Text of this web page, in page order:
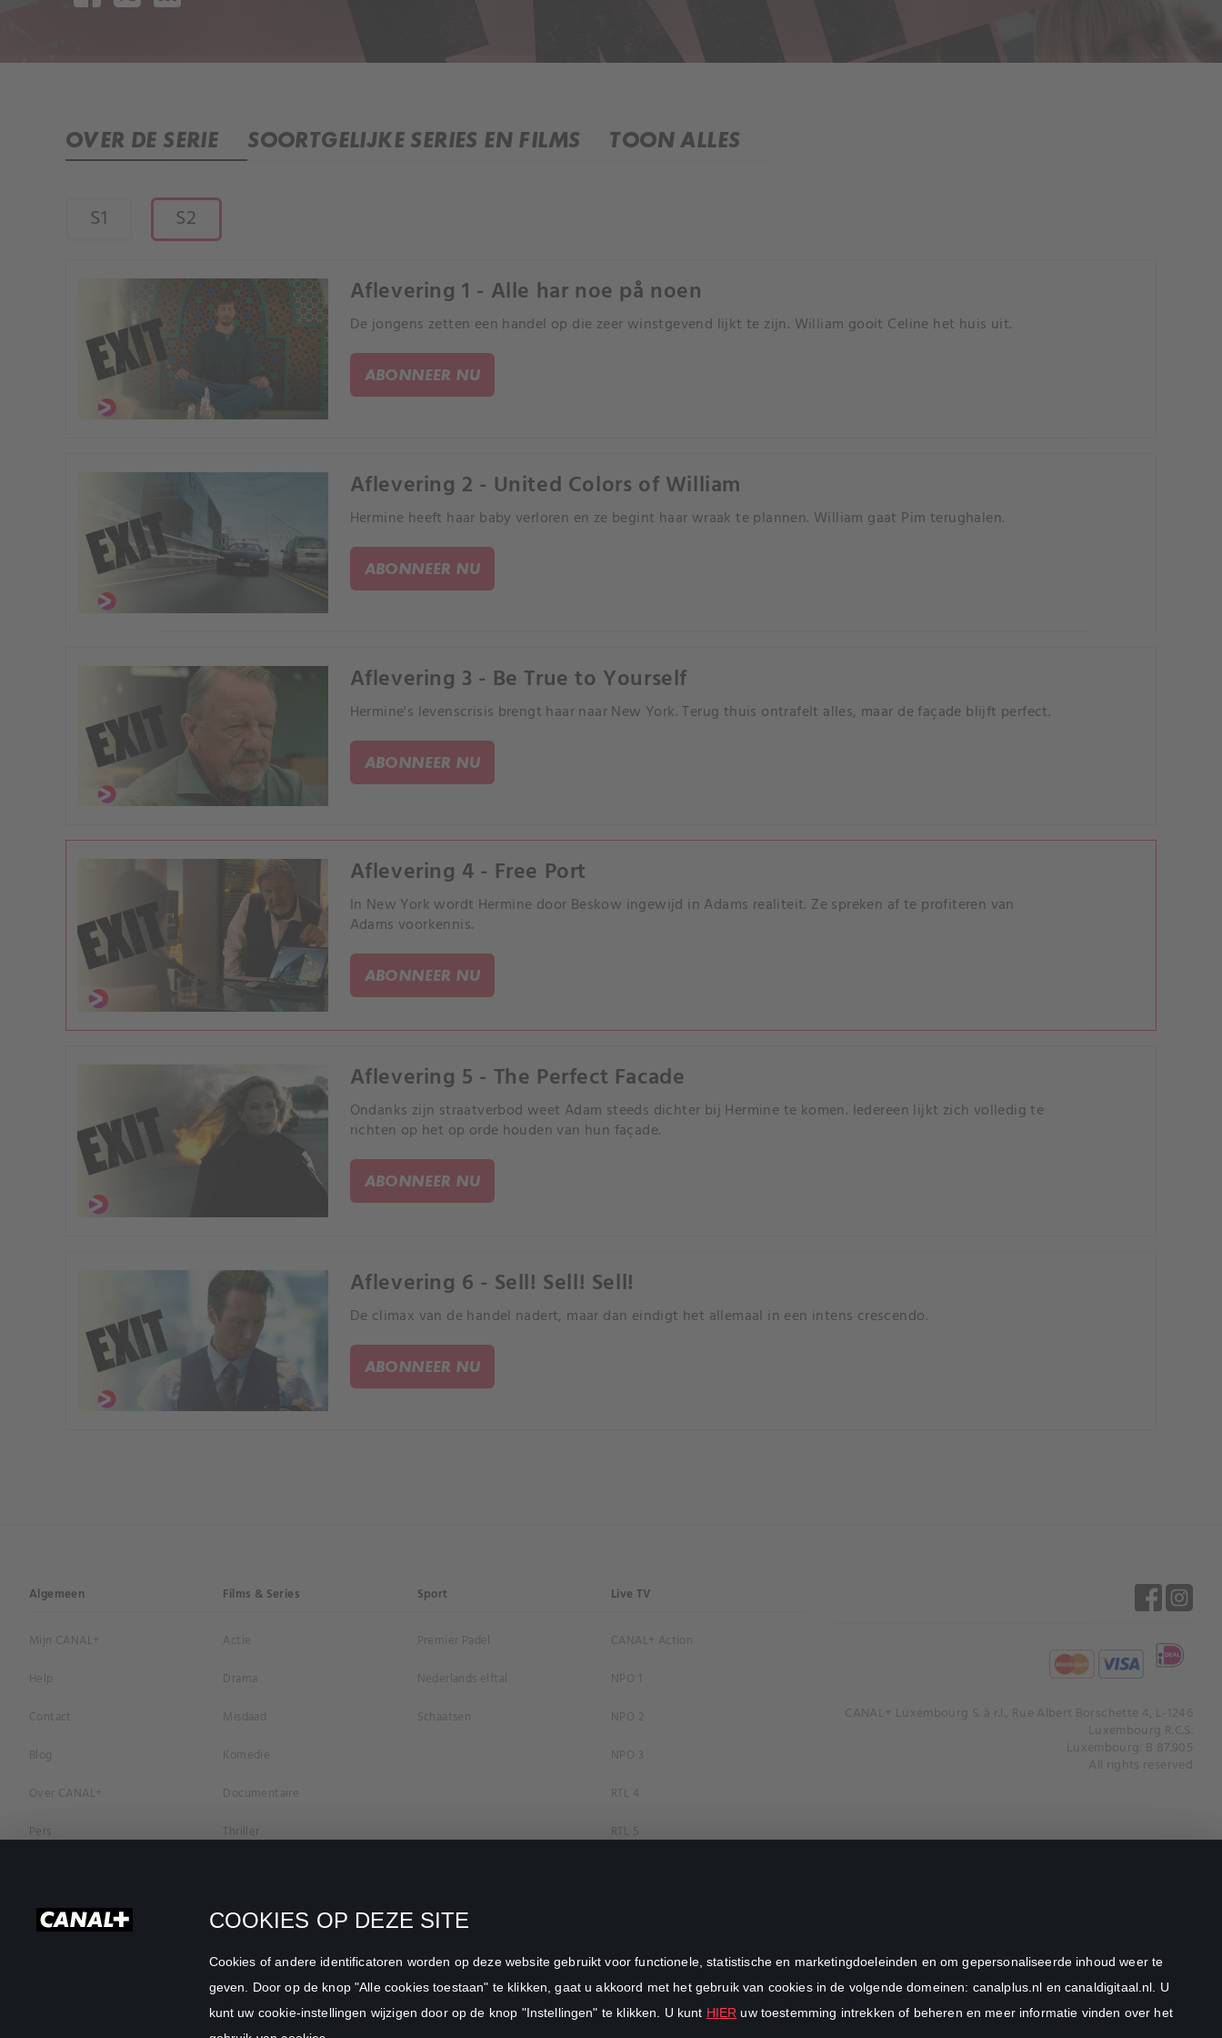
COOKIES OP DEZE SITE
Cookies of andere identificatoren worden op deze website gebruikt voor functionele, statistische en marketingdoeleinden en om gepersonaliseerde inhoud weer te
geven. Door op de knop "Alle cookies toestaan" te klikken, gaat u akkoord met het gebruik van cookies in de volgende domeinen: canalplus.nl en canaldigitaal.nl. U
kunt uw cookie-instellingen wijzigen door op de knop "Instellingen" te klikken. U kunt HIER uw toestemming intrekken of beheren en meer informatie vinden over het
OVER DE SERIE SOORTGELIJKE SERIES EN FILMS TOON ALLES
S1 S2
Aflevering 1 - Alle har noe på noen
De jongens zetten een handel op die zeer winstgevend lijkt te zijn. William gooit Celine het huis uit.
ABONNEER NU
Aflevering 2 - United Colors of William
Hermine heeft haar baby verloren en ze begint haar wraak te plannen. William gaat Pim terughalen.
ABONNEER NU
Aflevering 3 - Be True to Yourself
Hermine's levenscrisis brengt haar naar New York. Terug thuis ontrafelt alles, maar de façade blijft perfect.
ABONNEER NU
Aflevering 4 - Free Port
In New York wordt Hermine door Beskow ingewijd in Adams realiteit. Ze spreken af te profiteren van
Adams voorkennis.
ABONNEER NU
Aflevering 5 - The Perfect Facade
Ondanks zijn straatverbod weet Adam steeds dichter bij Hermine te komen. Iedereen lijkt zich volledig te
richten op het op orde houden van hun façade.
ABONNEER NU
Aflevering 6 - Sell! Sell! Sell!
De climax van de handel nadert, maar dan eindigt het allemaal in een intens crescendo.
ABONNEER NU
Algemeen
Mijn CANAL+
Help
Contact
Blog
Over CANAL+
Pers
Privacybeleid
Films & Series
Actie
Drama
Misdaad
Komedie
Documentaire
Thriller
Romantiek
Familie
Sport
Sport
Premier Padel
Nederlands elftal
Schaatsen
Live TV
CANAL+ Action
NPO 1
NPO 2
NPO 3
RTL 4
RTL 5
SBS6
Net5
CANAL+ Luxembourg S. à r.l., Rue Albert Borschette 4, L-1246
Luxembourg R.C.S.
Luxembourg: B 87.905
All rights reserved